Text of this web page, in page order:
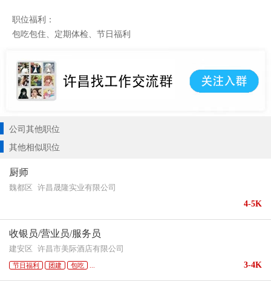
职位福利：
包吃包住、定期体检、节日福利
公司其他职位
其他相似职位
厨师
魏都区 许昌晟隆实业有限公司
4-5K
收银员/营业员/服务员
建安区 许昌市美际酒店有限公司
节日福利 团建 包吃 3-4K